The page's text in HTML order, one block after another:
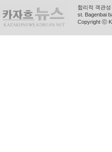
합리적 객관
st. Bagenbai
Copyright ⓒ